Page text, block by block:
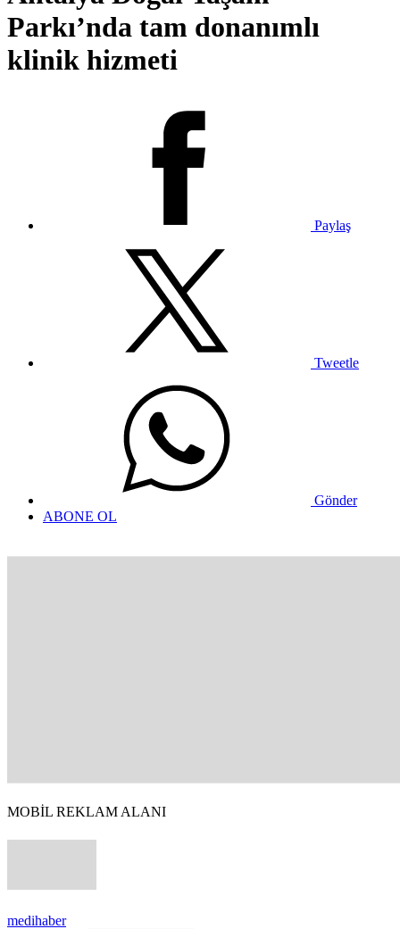
Parkı’nda tam donanımlı
klinik hizmeti
Paylaş
Tweetle
Gönder
ABONE OL
MOBİL REKLAM ALANI
medihaber